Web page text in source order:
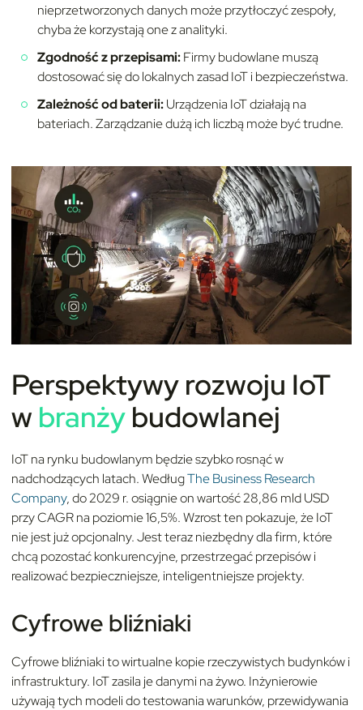
nieprzetworzonych danych może przytłoczyć zespoły,
chyba że korzystają one z analityki.
Zgodność z przepisami:Firmy budowlane muszą
dostosować się do lokalnych zasad IoT i bezpieczeństwa.
Zależność od baterii:Urządzenia IoT działają na
bateriach. Zarządzanie dużą ich liczbą może być trudne.
Perspektywy rozwoju IoT
w branżybudowlanej
IoT na rynku budowlanym będzie szybko rosnąć w
nadchodzących latach. WedługThe Business Research
Company, do 2029 r. osiągnie on wartość 28,86 mld USD
przy CAGR na poziomie 16,5%. Wzrost ten pokazuje, że IoT
nie jest już opcjonalny. Jest teraz niezbędny dla firm, które
chcą pozostać konkurencyjne, przestrzegać przepisów i
realizować bezpieczniejsze, inteligentniejsze projekty.
Cyfrowe bliźniaki
Cyfrowe bliźniaki to wirtualne kopie rzeczywistych budynków i
infrastruktury. IoT zasila je danymi na żywo. Inżynierowie
używają tych modeli do testowania warunków, przewidywania